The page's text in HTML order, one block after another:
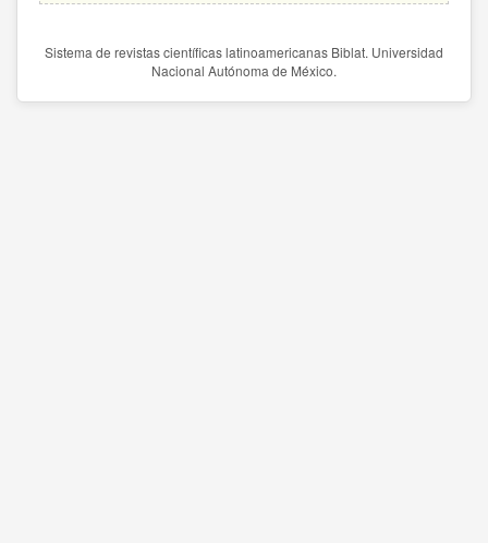
Sistema de revistas científicas latinoamericanas Biblat. Universidad
Nacional Autónoma de México.